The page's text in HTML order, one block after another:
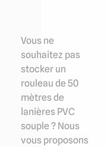
Vous ne
souhaitez pas
stocker un
rouleau de 50
mètres de
lanières PVC
souple ? Nous
vous proposons